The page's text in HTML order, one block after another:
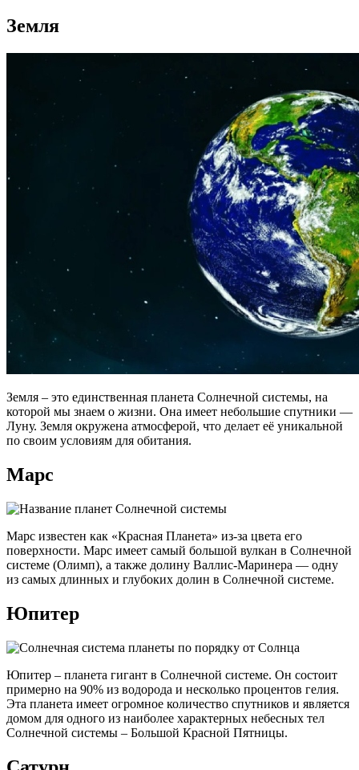
Земля
Земля – это единственная планета Солнечной системы, на
которой мы знаем о жизни. Она имеет небольшие спутники —
Луну. Земля окружена атмосферой, что делает её уникальной
по своим условиям для обитания.
Марс
Марс известен как «Красная Планета» из-за цвета его
поверхности. Марс имеет самый большой вулкан в Солнечной
системе (Олимп), а также долину Валлис-Маринера — одну
из самых длинных и глубоких долин в Солнечной системе.
Юпитер
Юпитер – планета гигант в Солнечной системе. Он состоит
примерно на 90% из водорода и несколько процентов гелия.
Эта планета имеет огромное количество спутников и является
домом для одного из наиболее характерных небесных тел
Солнечной системы – Большой Красной Пятницы.